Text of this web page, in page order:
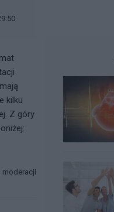
kilku
Z góry
moderacji